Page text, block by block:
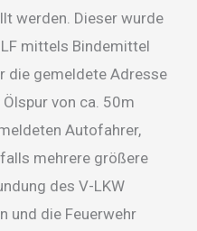
werden. Dieser wurde
mittels Bindemittel
die gemeldete Adresse
von ca. 50m
Autofahrer,
mehrere größere
des V-LKW
und die Feuerwehr